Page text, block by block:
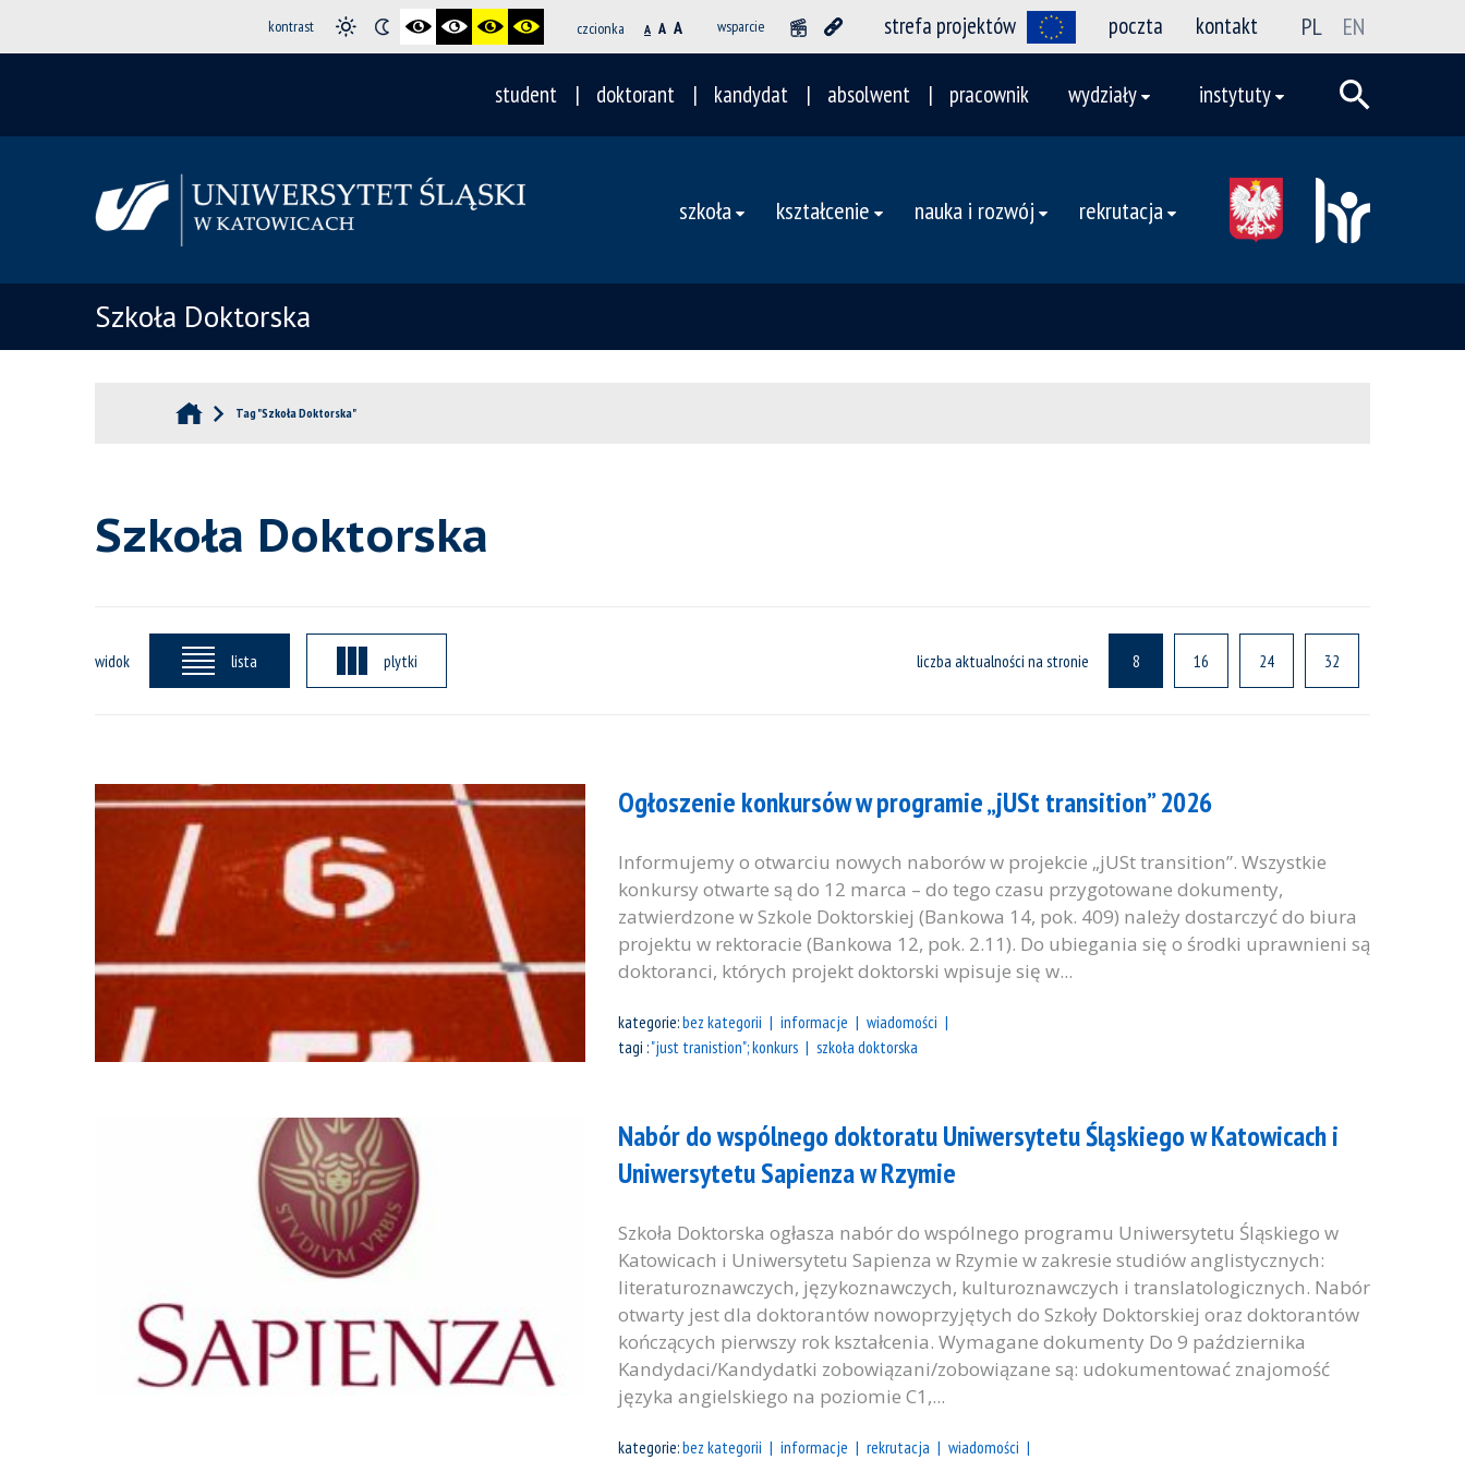
kontrast czcionka A A A wsparcie strefa projektów poczta kontakt PL EN
student doktorant kandydat absolwent pracownik wydziały instytuty
szkoła kształcenie nauka i rozwój rekrutacja
Szkoła Doktorska
Tag "Szkoła Doktorska"
Szkoła Doktorska
widok lista plytki liczba aktualności na stronie 8 16 24 32
Ogłoszenie konkursów w programie „jUSt transition” 2026
Informujemy o otwarciu nowych naborów w projekcie „jUSt transition”. Wszystkie
konkursy otwarte są do 12 marca – do tego czasu przygotowane dokumenty,
zatwierdzone w Szkole Doktorskiej (Bankowa 14, pok. 409) należy dostarczyć do biura
projektu w rektoracie (Bankowa 12, pok. 2.11). Do ubiegania się o środki uprawnieni są
doktoranci, których projekt doktorski wpisuje się w...
kategorie:bez kategorii informacje
wiadomości
tagi :"just tranistion"; konkurs szkoła doktorska
Nabór do wspólnego doktoratu Uniwersytetu Śląskiego w Katowicach i
Uniwersytetu Sapienza w Rzymie
Szkoła Doktorska ogłasza nabór do wspólnego programu Uniwersytetu Śląskiego w
Katowicach i Uniwersytetu Sapienza w Rzymie w zakresie studiów anglistycznych:
literaturoznawczych, językoznawczych, kulturoznawczych i translatologicznych. Nabór
otwarty jest dla doktorantów nowoprzyjętych do Szkoły Doktorskiej oraz doktorantów
kończących pierwszy rok kształcenia. Wymagane dokumenty Do 9 października
Kandydaci/Kandydatki zobowiązani/zobowiązane są: udokumentować znajomość
języka angielskiego na poziomie C1,...
kategorie:bez kategorii informacje rekrutacja
wiadomości